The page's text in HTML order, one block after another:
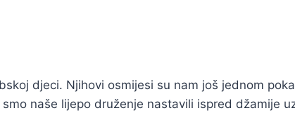
djeci. Njihovi osmijesi su nam još jednom
naše lijepo druženje nastavili ispred džamije